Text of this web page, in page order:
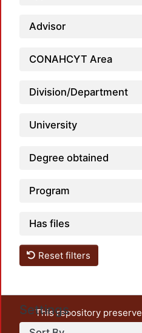
Advisor
CONAHCYT Area
Division/Department
University
Degree obtained
Program
Has files
Reset filters
Settings
This repository
unrestricted open access,